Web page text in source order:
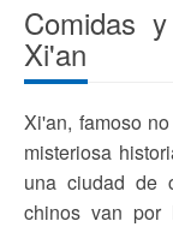
Comidas
Xi'an
Xi'an, famoso
misteriosa
una ciudad de
chinos van por